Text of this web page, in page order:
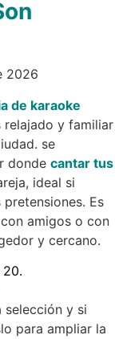
de karaoke
relajado y familiar
se
donde cantar tus
ideal si
Es
amigos o con
y cercano.
20.
selección y si
para ampliar la